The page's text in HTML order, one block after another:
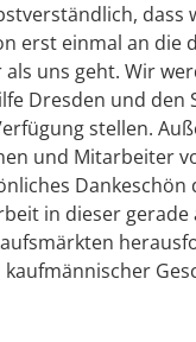
dass
erst einmal an die
uns geht. Wir
Dresden und den
stellen.
und Mitarbeiter
Dankeschön
in dieser gerade